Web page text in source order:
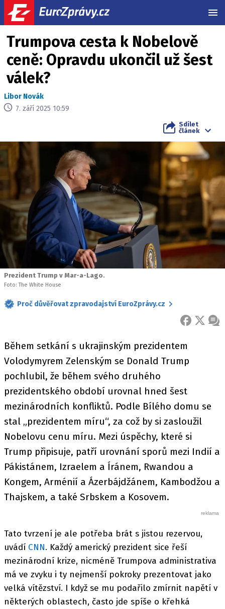
Trumpova cesta k Nobelově
ceně: Opravdu ukončil už šest
válek?
Libor Novák
7. září 2025 10:59
Sdílet
článek
Prezident Trump v Mar-a-Lago.
Foto: The White House
Proč důvěřovat zpravodajství EuroZprávy.cz
FACEBOOK
X
Během setkání s ukrajinským prezidentem
Volodymyrem Zelenským se Donald Trump
pochlubil, že během svého druhého
prezidentského období urovnal hned šest
mezinárodních konfliktů. Podle Bílého domu se
stal „prezidentem míru“, za což by si zasloužil
Nobelovu cenu míru. Mezi úspěchy, které si
Trump připisuje, patří urovnání sporů mezi Indií a
Pákistánem, Izraelem a Íránem, Rwandou a
Kongem, Arménií a Ázerbájdžánem, Kambodžou a
Thajskem, a také Srbskem a Kosovem.
Tato tvrzení je ale potřeba brát s jistou rezervou,
uvádí CNN. Každý americký prezident sice řeší
mezinárodní krize, nicméně Trumpova administrativa
má ve zvyku i ty nejmenší pokroky prezentovat jako
velká vítězství. I když se mu podařilo zmírnit napětí v
některých oblastech, často jde spíše o křehká